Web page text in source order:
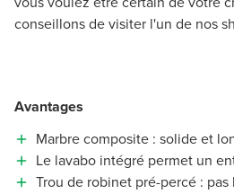
conseillons de visiter l'un de nos
Avantages
Marbre composite : solide et
Le lavabo intégré permet un
Trou de robinet pré-percé :